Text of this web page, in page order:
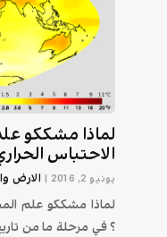
لماذا مشككو
الاحتباس
يونيو 2, 2016 | الارض
لماذا مشككو علم
؟ في مرحلة ما من